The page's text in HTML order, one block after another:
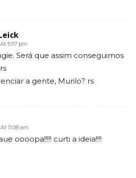
5:57 pm
Será que assim conseguimos
a gente, Murilo? rs
11:08 am
oooopa!!!!! curti a ideia!!!!